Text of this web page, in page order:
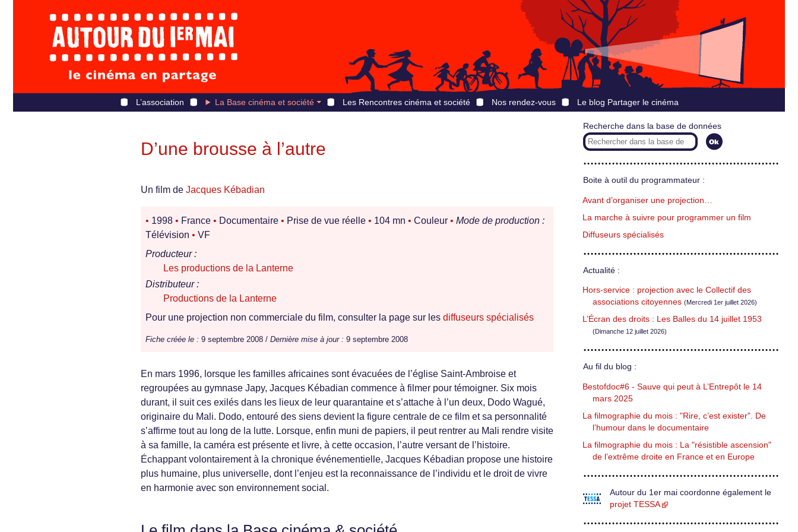
L’association La Base cinéma et société Les Rencontres cinéma et société Nos rendez-vous Le blog Partager le cinéma
D’une brousse à l’autre
Un film de Jacques Kébadian
• 1998 • France • Documentaire • Prise de vue réelle • 104 mn • Couleur • Mode de production :
Télévision • VF
Producteur :
Les productions de la Lanterne
Distributeur :
Productions de la Lanterne
Pour une projection non commerciale du film, consulter la page sur les diffuseurs spécialisés
Fiche créée le : 9 septembre 2008 / Dernière mise à jour : 9 septembre 2008
En mars 1996, lorsque les familles africaines sont évacuées de l’église Saint-Ambroise et
regroupées au gymnase Japy, Jacques Kébadian commence à filmer pour témoigner. Six mois
durant, il suit ces exilés dans les lieux de leur quarantaine et s’attache à l’un deux, Dodo Wagué,
originaire du Mali. Dodo, entouré des siens devient la figure centrale de ce film et sa personnalité
s’affirme tout au long de la lutte. Lorsque, enfin muni de papiers, il peut rentrer au Mali rendre visite
à sa famille, la caméra est présente et livre, à cette occasion, l’autre versant de l’histoire.
Échappant volontairement à la chronique événementielle, Jacques Kébadian propose une histoire
plus humaine, plus universelle, dont l’enjeu est la reconnaissance de l’individu et le droit de vivre
en harmonie avec son environnement social.
Recherche dans la base de données
Boite à outil du programmateur :
Avant d’organiser une projection…
La marche à suivre pour programmer un film
Diffuseurs spécialisés
Actualité :
Hors-service : projection avec le Collectif des
associations citoyennes (Mercredi 1er juillet 2026)
L’Écran des droits : Les Balles du 14 juillet 1953
(Dimanche 12 juillet 2026)
Au fil du blog :
Bestofdoc#6 - Sauve qui peut à L’Entrepôt le 14
mars 2025
La filmographie du mois : "Rire, c’est exister". De
l’humour dans le documentaire
La filmographie du mois : La "résistible ascension"
de l’extrême droite en France et en Europe
Autour du 1er mai coordonne également le
projet TESSA